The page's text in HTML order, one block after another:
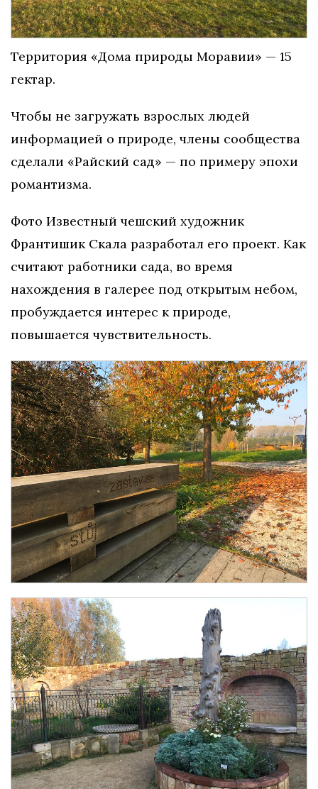
Территория «Дома природы Моравии» — 15
гектар.
Чтобы не загружать взрослых людей
информацией о природе, члены сообщества
сделали «Райский сад» — по примеру эпохи
романтизма.
Фото Известный чешский художник
Франтишик Скала разработал его проект. Как
считают работники сада, во время
нахождения в галерее под открытым небом,
пробуждается интерес к природе,
повышается чувствительность.